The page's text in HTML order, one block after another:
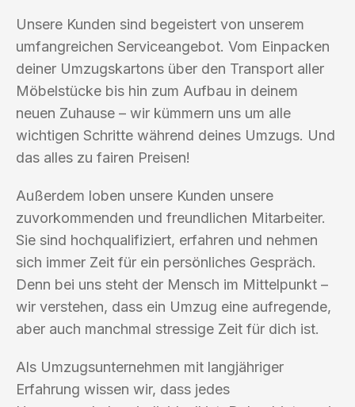
Unsere Kunden sind begeistert von unserem
umfangreichen Serviceangebot. Vom Einpacken
deiner Umzugskartons über den Transport aller
Möbelstücke bis hin zum Aufbau in deinem
neuen Zuhause – wir kümmern uns um alle
wichtigen Schritte während deines Umzugs. Und
das alles zu fairen Preisen!
Außerdem loben unsere Kunden unsere
zuvorkommenden und freundlichen Mitarbeiter.
Sie sind hochqualifiziert, erfahren und nehmen
sich immer Zeit für ein persönliches Gespräch.
Denn bei uns steht der Mensch im Mittelpunkt –
wir verstehen, dass ein Umzug eine aufregende,
aber auch manchmal stressige Zeit für dich ist.
Als Umzugsunternehmen mit langjähriger
Erfahrung wissen wir, dass jedes